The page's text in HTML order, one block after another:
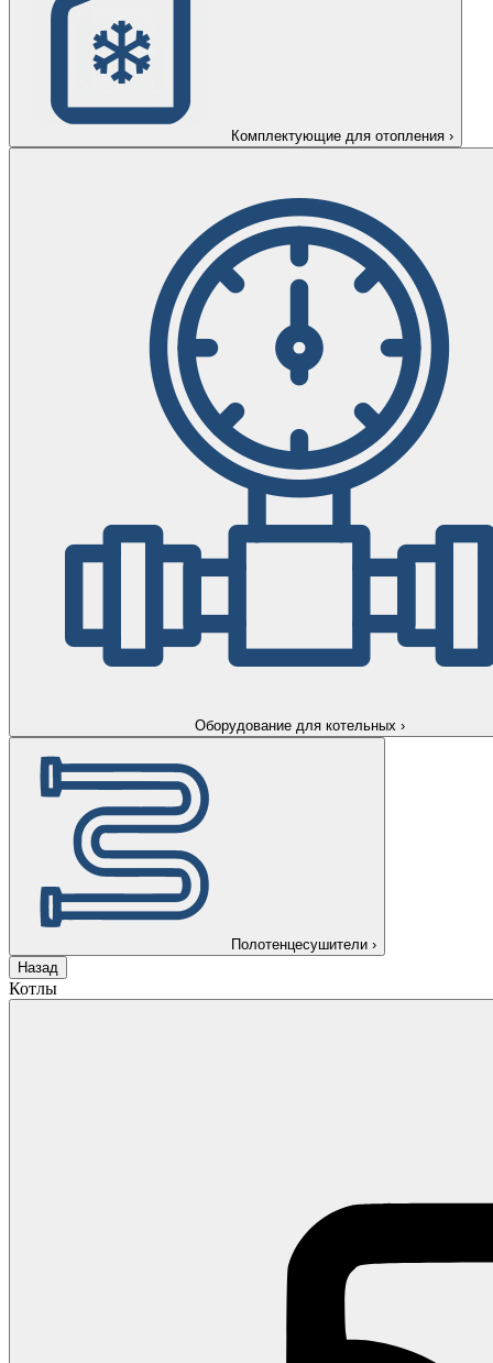
Комплектующие для отопления ›
Оборудование для котельных ›
Полотенцесушители ›
Назад
Котлы